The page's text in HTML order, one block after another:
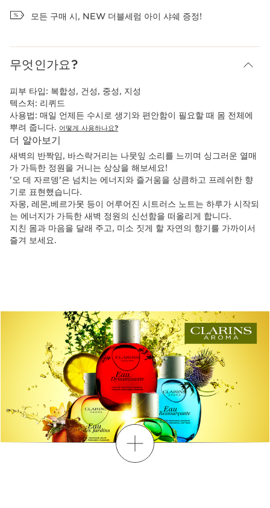
모든 구매 시, NEW 더블세럼 아이 샤쉐 증정!
무엇인가요?
피부 타입: 복합성, 건성, 중성, 지성
텍스처: 리퀴드
사용법: 매일 언제든 수시로 생기와 편안함이 필요할 때 몸 전체에
뿌려 줍니다. 어떻게 사용하나요?
더 알아보기
새벽의 반짝임, 바스락거리는 나뭇잎 소리를 느끼며 싱그러운 열매
가 가득한 정원을 거니는 상상을 해보세요!
'오 데 자르뎅'은 넘치는 에너지와 즐거움을 상큼하고 프레쉬한 향
기로 표현했습니다.
자몽, 레몬,베르가못 등이 어루어진 시트러스 노트는 하루가 시작되
는 에너지가 가득한 새벽 정원의 신선함을 떠올리게 합니다.
지친 몸과 마음을 달래 주고, 미소 짓게 할 자연의 향기를 가까이서
즐겨 보세요.
더보기